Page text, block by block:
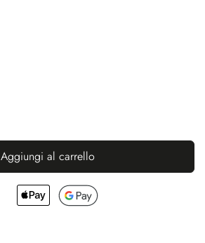
Aggiungi al carrello